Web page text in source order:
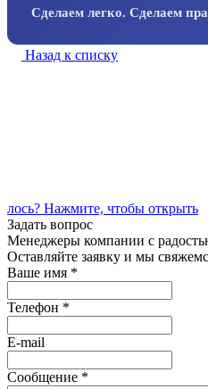
Сделаем легко. Сделаем
Назад к списку
лось? Нажмите, чтобы открыть
Задать вопрос
Менеджеры компании с
Оставляйте заявку и мы
Ваше имя *
Телефон *
E-mail
Сообщение *